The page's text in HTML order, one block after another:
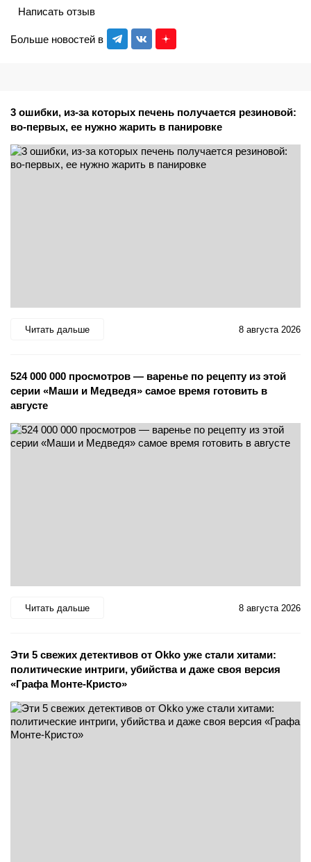
Больше новостей в
Написать отзыв
3 ошибки, из-за которых печень получается резиновой:
во-первых, ее нужно жарить в панировке
Читать дальше 8 августа 2026
524 000 000 просмотров — варенье по рецепту из этой
серии «Маши и Медведя» самое время готовить в
августе
Читать дальше 8 августа 2026
Эти 5 свежих детективов от Okko уже стали хитами:
политические интриги, убийства и даже своя версия
«Графа Монте-Кристо»